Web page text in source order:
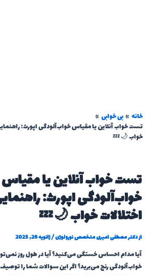
خانه
بی خوابی
تست خواب آنلاین یا مقیاس خواب‌آلودگی اپورث:
خواب 🌙💤
تست خواب آنلاین یا مقیاس
خواب‌آلودگی اپورث:
اختلالات خواب 🌙💤
ازدکتر مصطفی امیری متخصص نورولوژی/ژانویه 26, 2025
آیا مدام احساس خستگی می‌کنید؟ آیا در طول روز
خواب‌آلودگی رنج می‌برید؟ اگر این سوالات شما را